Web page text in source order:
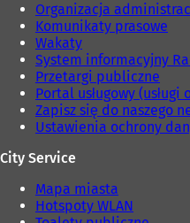
Organizacja
Komunikaty prasowe
Wakaty
System informacyjny
Przetargi publiczne
Portal usługowy (usługi
Zapisz się do naszego
Ustawienia ochrony
City Service
Mapa miasta
Hotspoty WLAN